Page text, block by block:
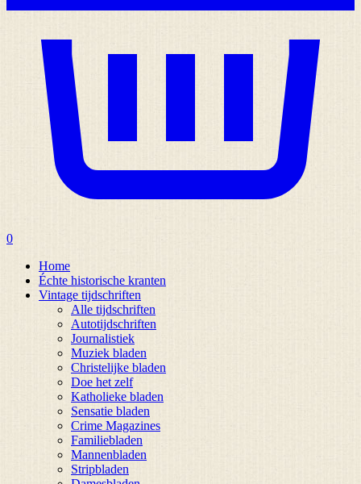
0
Home
Échte historische kranten
Vintage tijdschriften
Alle tijdschriften
Autotijdschriften
Journalistiek
Muziek bladen
Christelijke bladen
Doe het zelf
Katholieke bladen
Sensatie bladen
Crime Magazines
Familiebladen
Mannenbladen
Stripbladen